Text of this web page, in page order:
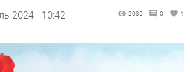
2024 - 10:42 2035 0 1